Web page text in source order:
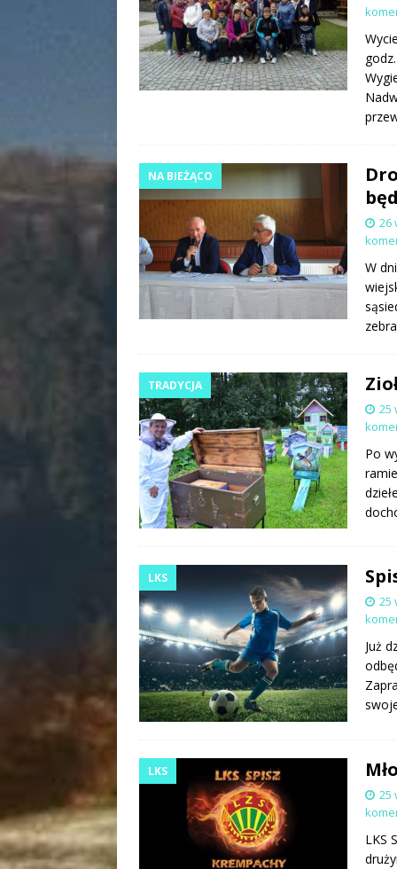
NA BIEŻĄCO
26
W
TRADYCJA
25
Po
LKS
25
Już
LKS
25
LKS